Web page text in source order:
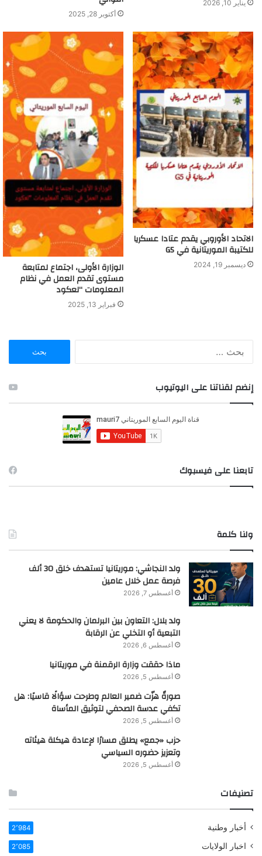
يناير 10, 2026
أكتوبر 28, 2025
الاتحاد الأوروبي يقدم عتادا عسكريا
للكتيبة الموريتانية في G5
ديسمبر 19, 2024 الوزارة الأولى، اجتماع لمتابعة
مستوى تقدم العمل في نظام
المعلومات “لعكود
فبراير 13, 2025
ع
ن
:
إنضم لقناتنا على اليوتيوب
تابعنا على فيسبوك
ولنا كلمة
ولد النجاشي: موريتانيا تستهدف خلق 30 ألف
فرصة عمل خلال عامين
أغسطس 7, 2026
ولد بلال: التعاون بين البرلمان والحكومة لا يعني
التبعية أو التخلي عن الرقابة
أغسطس 6, 2026
ماذا حققت وزارة الرقمنة في موريتانيا
أغسطس 5, 2026
صورةٌ هزّت ضمير العالم وطرحت سؤالًا قاسيًا: هل
تكفي عدسة الصحفي لتوثيق المأساة
أغسطس 5, 2026
حزب «جمع» يطلق مسارًا لإعادة هيكلة هيئاته
وتعزيز حضوره السياسي
أغسطس 5, 2026
تصنيفات
أخبار وطنية 2٬984
اخبار الولايات 2٬085